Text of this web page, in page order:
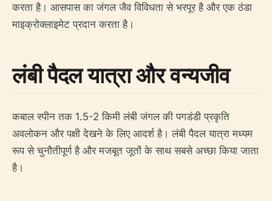
करता है। आसपास का जंगल जैव विविधता से भरपूर है और एक ठंडा
माइक्रोक्लाइमेट प्रदान करता है।
लंबी पैदल यात्रा और वन्यजीव
कबाल स्पीन तक 1.5-2 किमी लंबी जंगल की पगडंडी प्रकृति
अवलोकन और पक्षी देखने के लिए आदर्श है। लंबी पैदल यात्रा मध्यम
रूप से चुनौतीपूर्ण है और मजबूत जूतों के साथ सबसे अच्छा किया जाता
है।